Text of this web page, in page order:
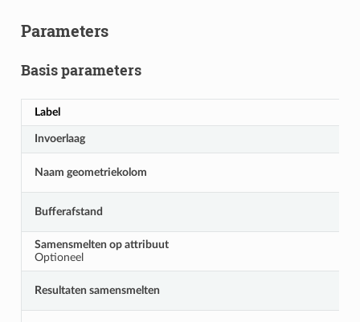
Parameters
Basis parameters
Label
Invoerlaag
Naam geometriekolom
Bufferafstand
Samensmelten op attribuut
Optioneel
Resultaten samensmelten